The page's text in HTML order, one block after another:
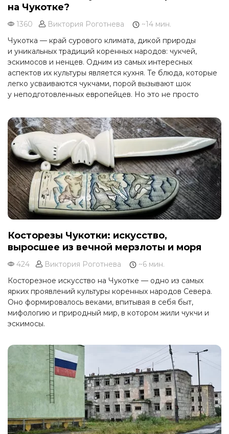
на Чукотке?
1360 Виктория Роготнева
~14 мин.
Чукотка — край сурового климата, дикой природы
и уникальных традиций коренных народов: чукчей,
эскимосов и ненцев. Одним из самых интересных
аспектов их культуры является кухня. Те блюда, которые
легко усваиваются чукчами, порой вызывают шок
у неподготовленных европейцев. Но это не просто
имеет смысл. Если вы отправитесь в этнографический
тур на Чукотку, обязательно познакомьтесь
с кулинарными традициями местных народов.
Косторезы Чукотки: искусство,
выросшее из вечной мерзлоты и моря
424 Виктория Роготнева
~6 мин.
Косторезное искусство на Чукотке — одно из самых
ярких проявлений культуры коренных народов Севера.
Оно формировалось веками, впитывая в себя быт,
мифологию и природный мир, в котором жили чукчи и
эскимосы.